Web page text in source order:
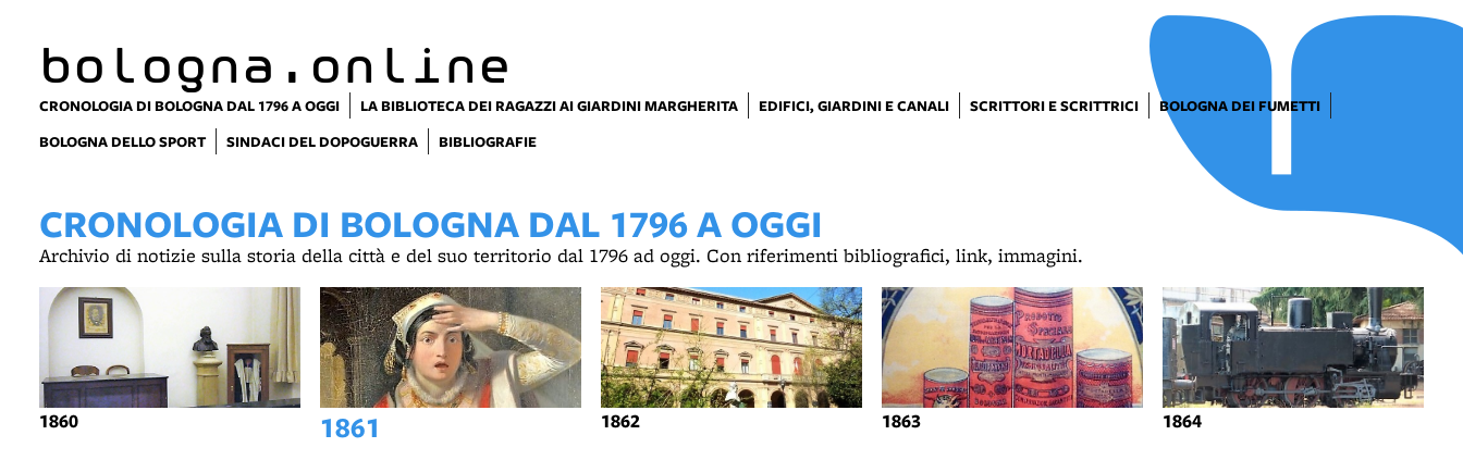
bologna.online
CRONOLOGIA DI BOLOGNA DAL 1796 A OGGI LA BIBLIOTECA DEI RAGAZZI AI GIARDINI MARGHERITA EDIFICI, GIARDINI E CANALI SCRITTORI E SCRITTRICI
BOLOGNA DEI FUMETTI
BOLOGNA DELLO SPORT
SINDACI DEL DOPOGUERRA BIBLIOGRAFIE
CRONOLOGIA DI BOLOGNA DAL 1796 A OGGI
Archivio di notizie sulla storia della città e del suo territorio dal 1796 ad oggi. Con riferimenti bibliografici, link, immagini.
1860 1861 1862 1863 1864